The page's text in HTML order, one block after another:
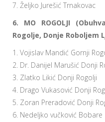
7. Željko Jurešić Trnakovac
6. MO ROGOLJI
Rogolje, Donje Roboljem
1. Vojislav Mandić Gornji
2. Dr. Danijel Marušić Donji
3. Zlatko Likić Donji Rogolji
4. Drago Vukasović Donji
5. Zoran Preradović Donji
6. Nedeljko vučković Bobare